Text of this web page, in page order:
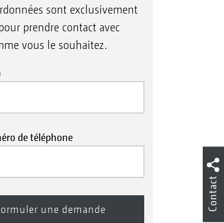
sont exclusivement
prendre contact avec
vous le souhaitez.
de téléphone
Contact